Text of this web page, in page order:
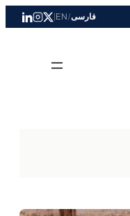
فارسی/
EN
|